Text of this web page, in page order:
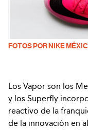
FOTOS POR NIKE
Los Vapor son los
y los Superfly
reactivo de la
de la innovación en